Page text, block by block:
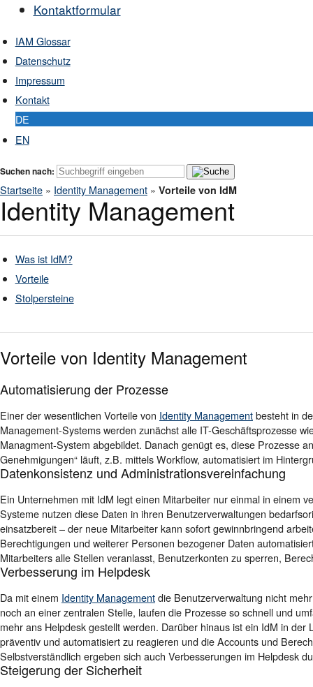
Kontaktformular
IAM Glossar
Datenschutz
Impressum
Kontakt
DE
EN
Suchen nach:
Startseite » Identity Management » Vorteile von IdM
Identity Management
Was ist IdM?
Vorteile
Stolpersteine
Vorteile von Identity Management
Automatisierung der Prozesse
Einer der wesentlichen Vorteile von Identity Managementbesteht in
Management-Systems werden zunächst alle IT-Geschäftsprozesse
Managment-System abgebildet. Danach genügt es, diese Prozesse
Genehmigungen“ läuft, z.B. mittels Workflow, automatisiert im
Datenkonsistenz und Administrationsvereinfachung
Ein Unternehmen mit IdM legt einen Mitarbeiter nur einmal in einem
Systeme nutzen diese Daten in ihren Benutzerverwaltungen
einsatzbereit – der neue Mitarbeiter kann sofort gewinnbringend
Berechtigungen und weiterer Personen bezogener Daten
Mitarbeiters alle Stellen veranlasst, Benutzerkonten zu sperren,
Verbesserung im Helpdesk
Da mit einem Identity Managementdie Benutzerverwaltung nicht
noch an einer zentralen Stelle, laufen die Prozesse so schnell und
mehr ans Helpdesk gestellt werden. Darüber hinaus ist ein IdM in
präventiv und automatisiert zu reagieren und die Accounts und
Selbstverständlich ergeben sich auch Verbesserungen im Helpdesk
Steigerung der Sicherheit